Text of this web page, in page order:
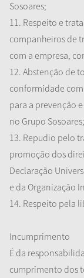
Sosoares;
11. Respeito e
companheiros de
com a empresa,
12. Abstenção de
conformidade com
para a prevenção
no Grupo Sosoares;
13. Repudio pelo
promoção dos
Declaração
e da Organização
14. Respeito pela
Incumprimento
É da
cumprimento dos